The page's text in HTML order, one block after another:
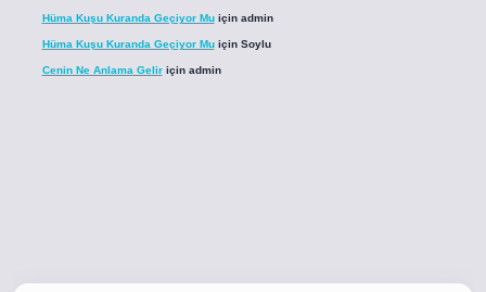
Hüma Kuşu Kuranda Geçiyor Muiçin admin
Hüma Kuşu Kuranda Geçiyor Muiçin Soylu
Cenin Ne Anlama Geliriçin admin